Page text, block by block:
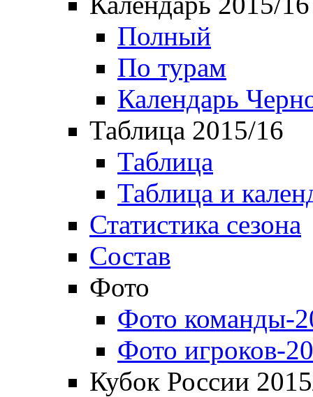
Полный
По турам
Календарь
Таблица 2015/16
Таблица
Таблица и
Статистика сезона
Состав
Фото
Фото команды-
Фото игроков-
Кубок России